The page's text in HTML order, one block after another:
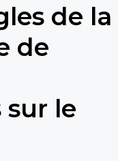
de la
de
le